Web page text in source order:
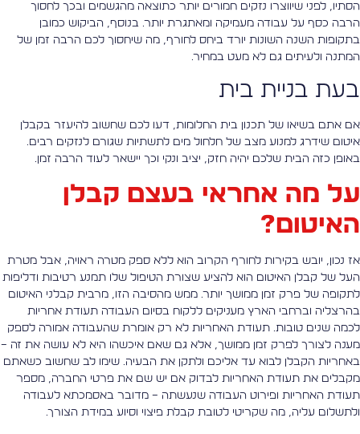
לפני שיווצרו נזקים חמורים יותר כתוצאה מהגשמים ובכך לחסוך
כסף על עבודה מעמיקה ומאתגרת יותר. בנוסף, הביקוש כמובן
השנה השונות יורד ביחס לחורף, מה שיחסוך לכם הרבה זמן של
ולעיתים גם לא מעט במחיר.
בניית בית
אתם בשיאו של תכנון בית החלומות, דעו לכם שחשוב להיעזר בקבלן
שידרג למנוע מצב של חלחול מים לתשתיות שגורם לנזקים רבים.
כזה הבית שלכם יהיה חזק, יציב ונקי וכך יישאר לעוד הרבה זמן.
מה אחראי בעצם קבלן
נכון, יובש בקירות לחורף הקרוב הוא ללא ספק מטרה ראויה, אבל מטרת
של קבלן האיטום הוא להציע שצורת הטיפול שלו תמנע רטיבות ודליפות
של פרק זמן ממושך יותר. ממש מהסיבה הזו, מרבית קבלני האיטום
וברחבי הארץ מעניקים ללקוח בסיום העבודה תעודת אחריות
שנים טובות. תעודת האחריות לא רק אומרת שהעבודה אמורה לספק
לצורך לפרק זמן ממושך, אלא גם שאם איכשהו היא לא עושה את זה –
הקבלן לבוא עד אליכם ולתקן את הבעיה. שימו לב שחשוב כשאתם
את תעודת האחריות לבדוק אם יש שם את פרטי החברה, מספר
האחריות ופירוט העבודה שנעשתה – מדובר באסמכתא לעבודה
עליה, מה שקריטי לטובת קבלת פיצוי וסיוע במידת הצורך.